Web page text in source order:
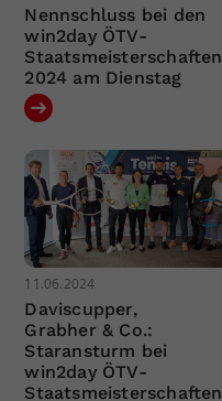
Nennschluss bei den
win2day ÖTV-
Staatsmeisterschaften
2024 am Dienstag
11.06.2024
Daviscupper,
Grabher & Co.:
Staransturm bei
win2day ÖTV-
Staatsmeisterschaften